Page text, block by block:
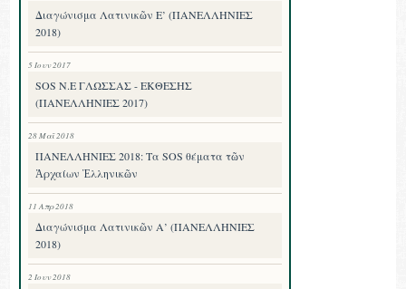
Διαγώνισμα Λατινικῶν Ε’ (ΠΑΝΕΛΛΗΝΙΕΣ
2018)
5 Ιουν 2017
SOS Ν.Ε ΓΛΩΣΣΑΣ - ΕΚΘΕΣΗΣ
(ΠΑΝΕΛΛΗΝΙΕΣ 2017)
28 Μαΐ 2018
ΠΑΝΕΛΛΗΝΙΕΣ 2018: Τα SOS θέματα τῶν
Ἀρχαίων Ἑλληνικῶν
11 Απρ 2018
Διαγώνισμα Λατινικῶν Α’ (ΠΑΝΕΛΛΗΝΙΕΣ
2018)
2 Ιουν 2018